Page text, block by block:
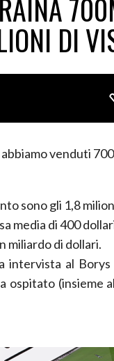
DI
venduti
sono gli 1,8
media di 400
miliardo di dollari.
al Borys
(insieme